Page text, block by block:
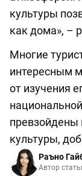
культуры
как дома», –
Многие
интересным
от изучения
превзойдены
культуры,
Раъно
Автор